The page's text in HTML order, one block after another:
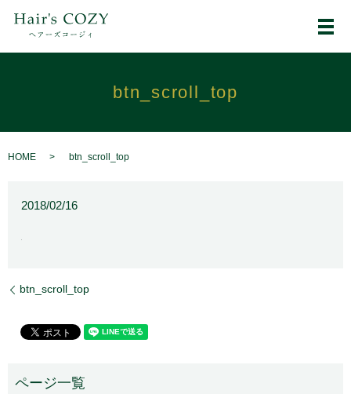
メ
btn_scroll_top
HOME btn_scroll_top
2018/02/16
btn_scroll_top